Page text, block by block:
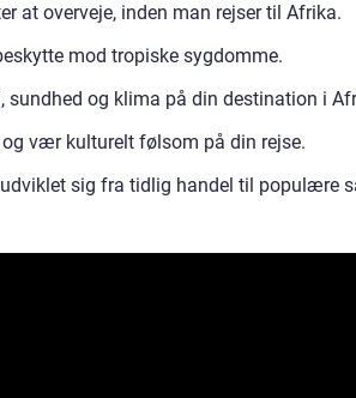
at overveje, inden man rejser til Afrika.
mod tropiske sygdomme.
sundhed og klima på din destination i
vær kulturelt følsom på din rejse.
sig fra tidlig handel til populære